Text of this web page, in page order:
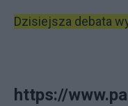
Dzisiejsza debata
https://